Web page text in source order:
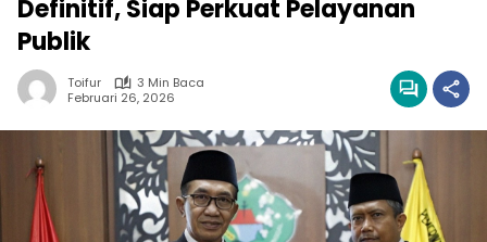
Definitif, Siap Perkuat Pelayanan
Publik
Toifur
3 Min Baca
Februari 26, 2026